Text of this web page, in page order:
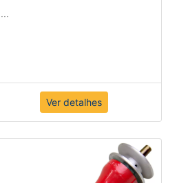
Ver detalhes